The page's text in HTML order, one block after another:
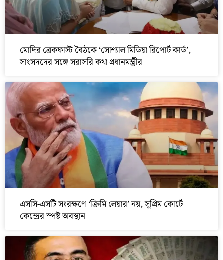
মোদির ব্রেকফাস্ট বৈঠকে ‘সোশ্যাল মিডিয়া রিপোর্ট কার্ড’,
সাংসদদের সঙ্গে সরাসরি কথা প্রধানমন্ত্রীর
এসসি-এসটি সংরক্ষণে ‘ক্রিমি লেয়ার’ নয়, সুপ্রিম কোর্টে
কেন্দ্রের স্পষ্ট অবস্থান